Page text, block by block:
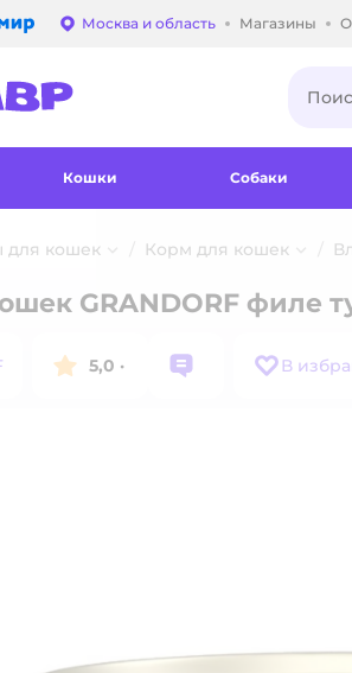
Выбор адреса доставки.
Москва и область Магазины
Кошки Собаки
для кошек Корм для кошек
GRANDORF филе
5,0 · В